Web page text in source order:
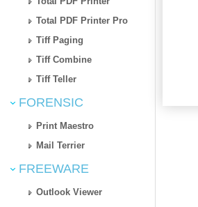
Total PDF Printer Pro
Tiff Paging
Tiff Combine
Tiff Teller
FORENSIC
Print Maestro
Mail Terrier
FREEWARE
Outlook Viewer